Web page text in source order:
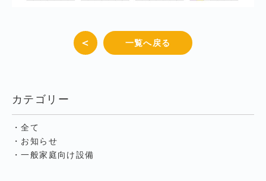
＜ 一覧へ戻る
カテゴリー
・全て
・お知らせ
・一般家庭向け設備